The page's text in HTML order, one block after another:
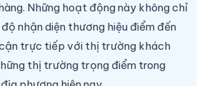
Những hoạt động này không chỉ
nhận diện thương hiệu điểm đến
trực tiếp với thị trường khách
thị trường trọng điểm trong